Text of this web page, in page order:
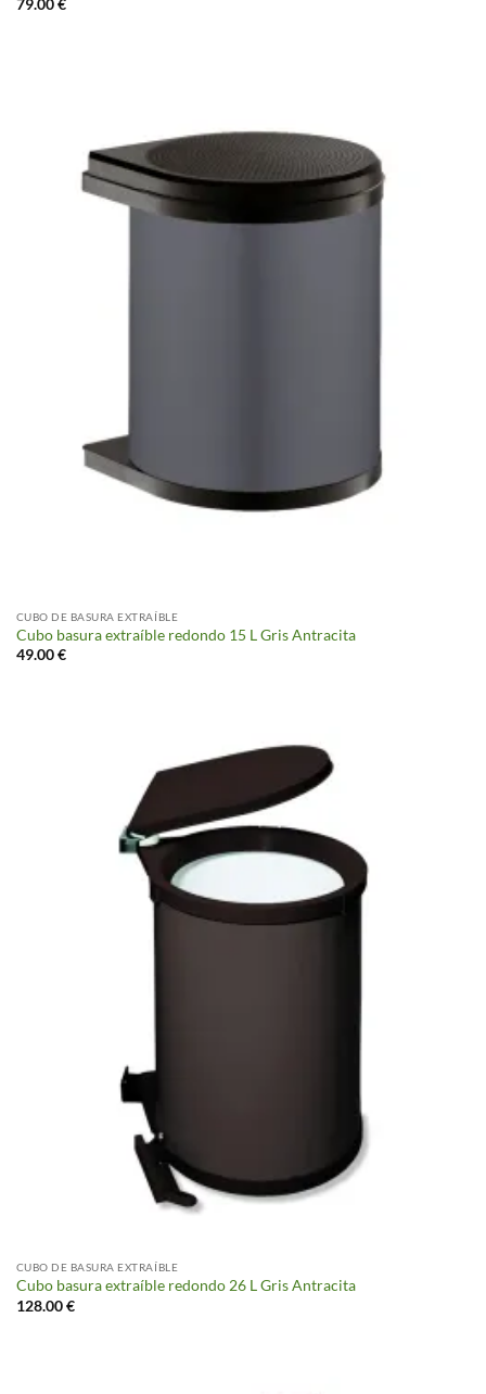
79.00€
CUBO DE BASURA EXTRAÍBLE
Cubo basura extraíble redondo 15 L Gris Antracita
49.00€
CUBO DE BASURA EXTRAÍBLE
Cubo basura extraíble redondo 26 L Gris Antracita
128.00€